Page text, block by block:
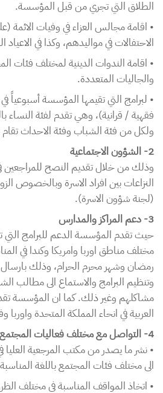
الطلاق التي تجري من قبل المؤسسة.
• اقامة مجالس العزاء في وفيات الائمة
الاحتفالات في مواليدهم، وكذا في الاعياد
• اقامة الندوات الدينية لمختلف فئات
والجاليات المتعددة.
• لبرامج التي تقيمها المؤسسة أسبوعياً
فقهية / قرانية)، وهي تقدم لفئة النساء
ولكل من فئة الشباب وفئة الاحداث تقام
2- الشؤون الاجتماعية
وذلك من خلال تقديم النصح
النزاعات بين افراد الاسرة وبالخصوص
(لجنة شؤون الاسرة).
3- دعم المراكز والمدارس
حيث تقدم المؤسسة الدعم للبرامج التي
مختلف مناطق اوربا وامريكا وكندا في
رمضان وشهر محرم الحرام، وذلك بارسال
وتنظيم البرامج والاستماع الى مطالب
مشاكلهم وغير ذلك.كما ان المؤسسة
العربية في انحاء المملكة المتحدة
4- التواصل مع مختلف فعاليات المجتمع، وذلك من خلال :
• نشر ما يصدر من مكتب المرجعية العليا
الى مختلف فئات المجتمع باللغة
• اتخاذ المواقف المناسبة في مختلف